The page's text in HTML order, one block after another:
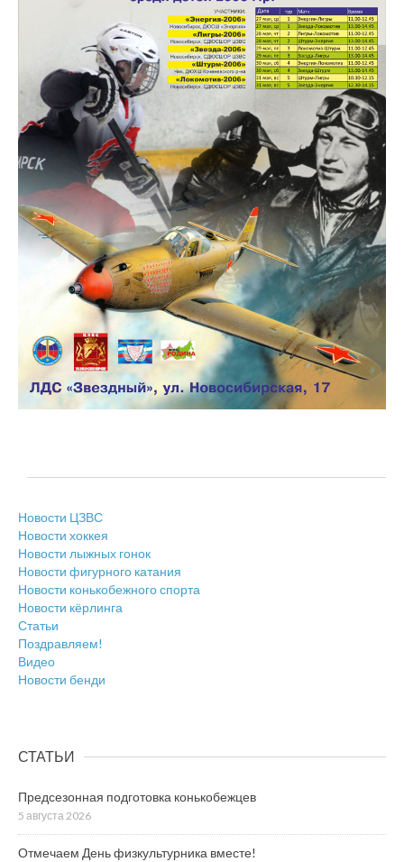
Новости ЦЗВС
Новости хоккея
Новости лыжных гонок
Новости фигурного катания
Новости конькобежного спорта
Новости кёрлинга
Статьи
Поздравляем!
Видео
Новости бенди
СТАТЬИ
Предсезонная подготовка конькобежцев
5 августа 2026
Отмечаем День физкультурника вместе!